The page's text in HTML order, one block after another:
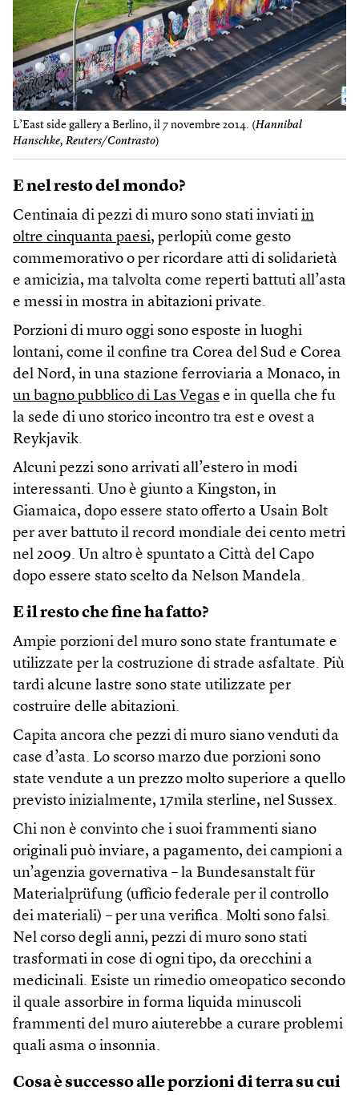
L’East side gallery a Berlino, il 7 novembre 2014. (Hannibal
Hanschke, Reuters/Contrasto)
E nel resto del mondo?
Centinaia di pezzi di muro sono stati inviati in
oltre cinquanta paesi, perlopiù come gesto
commemorativo o per ricordare atti di solidarietà
e amicizia, ma talvolta come reperti battuti all’asta
e messi in mostra in abitazioni private.
Porzioni di muro oggi sono esposte in luoghi
lontani, come il confine tra Corea del Sud e Corea
del Nord, in una stazione ferroviaria a Monaco, in
un bagno pubblico di Las Vegas e in quella che fu
la sede di uno storico incontro tra est e ovest a
Reykjavik.
Alcuni pezzi sono arrivati all’estero in modi
interessanti. Uno è giunto a Kingston, in
Giamaica, dopo essere stato offerto a Usain Bolt
per aver battuto il record mondiale dei cento metri
nel 2009. Un altro è spuntato a Città del Capo
dopo essere stato scelto da Nelson Mandela.
E il resto che fine ha fatto?
Ampie porzioni del muro sono state frantumate e
utilizzate per la costruzione di strade asfaltate. Più
tardi alcune lastre sono state utilizzate per
costruire delle abitazioni.
Capita ancora che pezzi di muro siano venduti da
case d’asta. Lo scorso marzo due porzioni sono
state vendute a un prezzo molto superiore a quello
previsto inizialmente, 17mila sterline, nel Sussex.
Chi non è convinto che i suoi frammenti siano
originali può inviare, a pagamento, dei campioni a
un’agenzia governativa – la Bundesanstalt für
Materialprüfung (ufficio federale per il controllo
dei materiali) – per una verifica. Molti sono falsi.
Nel corso degli anni, pezzi di muro sono stati
trasformati in cose di ogni tipo, da orecchini a
medicinali. Esiste un rimedio omeopatico secondo
il quale assorbire in forma liquida minuscoli
frammenti del muro aiuterebbe a curare problemi
quali asma o insonnia.
Cosa è successo alle porzioni di terra su cui